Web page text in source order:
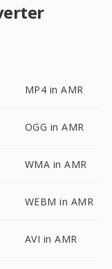
MP4 in AMR
OGG in AMR
WMA in AMR
WEBM in AMR
AVI in AMR